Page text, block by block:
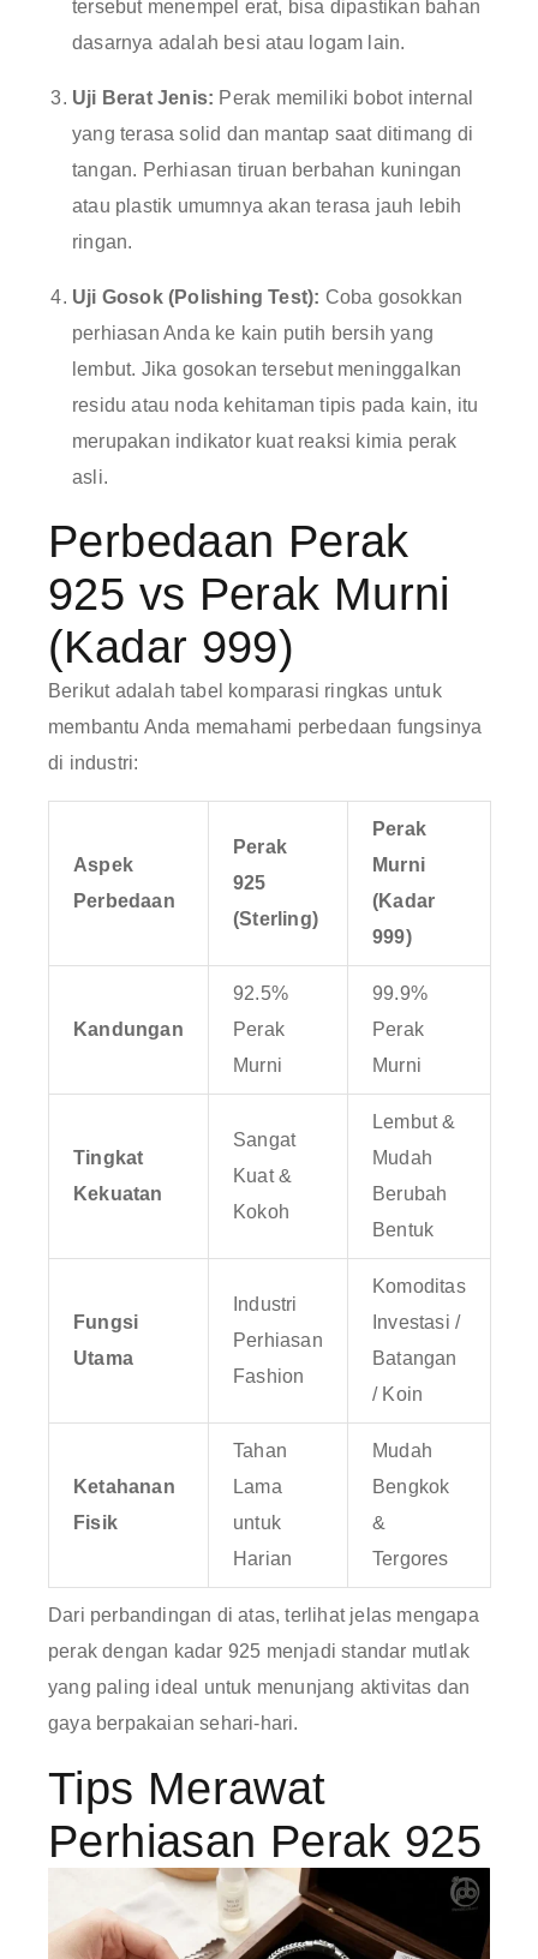
tersebut menempel erat, bisa dipastikan bahan
dasarnya adalah besi atau logam lain.
Uji Berat Jenis: Perak memiliki bobot internal
yang terasa solid dan mantap saat ditimang di
tangan. Perhiasan tiruan berbahan kuningan
atau plastik umumnya akan terasa jauh lebih
ringan.
Uji Gosok (Polishing Test): Coba gosokkan
perhiasan Anda ke kain putih bersih yang
lembut. Jika gosokan tersebut meninggalkan
residu atau noda kehitaman tipis pada kain, itu
merupakan indikator kuat reaksi kimia perak
asli.
Perbedaan Perak
925 vs Perak Murni
(Kadar 999)
Berikut adalah tabel komparasi ringkas untuk
membantu Anda memahami perbedaan fungsinya
di industri:
Aspek
Perbedaan
Perak
925
(Sterling)
Perak
Murni
(Kadar
999)
Kandungan
92.5%
Perak
Murni
99.9%
Perak
Murni
Tingkat
Kekuatan
Sangat
Kuat &
Kokoh
Lembut &
Mudah
Berubah
Bentuk
Fungsi
Utama
Industri
Perhiasan
Fashion
Komoditas
Investasi /
Batangan
/ Koin
Ketahanan
Fisik
Tahan
Lama
untuk
Harian
Mudah
Bengkok
&
Tergores
Dari perbandingan di atas, terlihat jelas mengapa
perak dengan kadar 925 menjadi standar mutlak
yang paling ideal untuk menunjang aktivitas dan
gaya berpakaian sehari-hari.
Tips Merawat
Perhiasan Perak 925